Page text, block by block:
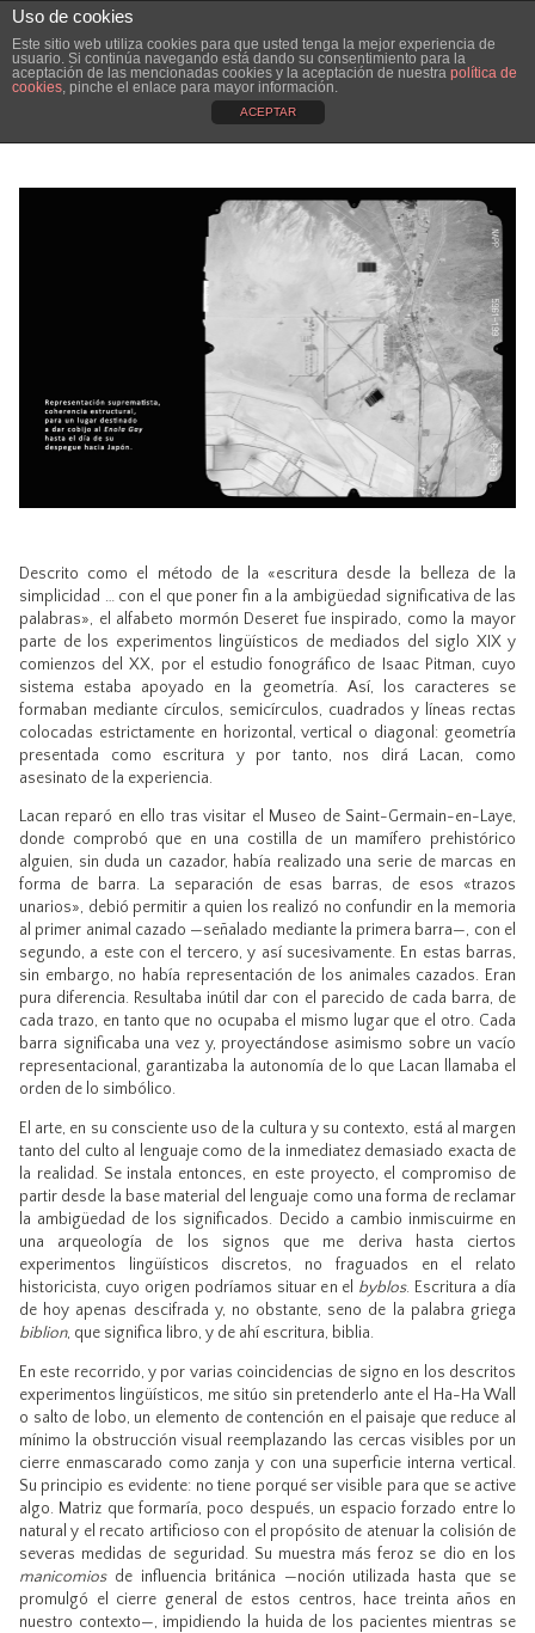
Uso de cookies
Este sitio web utiliza cookies para que usted tenga la mejor experiencia de
usuario. Si continúa navegando está dando su consentimiento para la
aceptación de las mencionadas cookies y la aceptación de nuestra política de
cookies, pinche el enlace para mayor información.
ACEPTAR
Ainhoa Akutain
Deseret Haretatik
Descrito como el método de la «escritura desde la belleza de la
simplicidad … con el que poner fin a la ambigüedad significativa de las
palabras», el alfabeto mormón Deseret fue inspirado, como la mayor
parte de los experimentos lingüísticos de mediados del siglo XIX y
comienzos del XX, por el estudio fonográfico de Isaac Pitman, cuyo
sistema estaba apoyado en la geometría. Así, los caracteres se
formaban mediante círculos, semicírculos, cuadrados y líneas rectas
colocadas estrictamente en horizontal, vertical o diagonal: geometría
presentada como escritura y por tanto, nos dirá Lacan, como
asesinato de la experiencia.
Lacan reparó en ello tras visitar el Museo de Saint-Germain-en-Laye,
donde comprobó que en una costilla de un mamífero prehistórico
alguien, sin duda un cazador, había realizado una serie de marcas en
forma de barra. La separación de esas barras, de esos «trazos
unarios», debió permitir a quien los realizó no confundir en la memoria
al primer animal cazado —señalado mediante la primera barra—, con el
segundo, a este con el tercero, y así sucesivamente. En estas barras,
sin embargo, no había representación de los animales cazados. Eran
pura diferencia. Resultaba inútil dar con el parecido de cada barra, de
cada trazo, en tanto que no ocupaba el mismo lugar que el otro. Cada
barra significaba una vez y, proyectándose asimismo sobre un vacío
representacional, garantizaba la autonomía de lo que Lacan llamaba el
orden de lo simbólico.
El arte, en su consciente uso de la cultura y su contexto, está al margen
tanto del culto al lenguaje como de la inmediatez demasiado exacta de
la realidad. Se instala entonces, en este proyecto, el compromiso de
partir desde la base material del lenguaje como una forma de reclamar
la ambigüedad de los significados. Decido a cambio inmiscuirme en
una arqueología de los signos que me deriva hasta ciertos
experimentos lingüísticos discretos, no fraguados en el relato
historicista, cuyo origen podríamos situar en el byblos. Escritura a día
de hoy apenas descifrada y, no obstante, seno de la palabra griega
biblion, que significa libro, y de ahí escritura, biblia.
En este recorrido, y por varias coincidencias de signo en los descritos
experimentos lingüísticos, me sitúo sin pretenderlo ante el Ha-Ha Wall
o salto de lobo, un elemento de contención en el paisaje que reduce al
mínimo la obstrucción visual reemplazando las cercas visibles por un
cierre enmascarado como zanja y con una superficie interna vertical.
Su principio es evidente: no tiene porqué ser visible para que se active
algo. Matriz que formaría, poco después, un espacio forzado entre lo
natural y el recato artificioso con el propósito de atenuar la colisión de
severas medidas de seguridad. Su muestra más feroz se dio en los
manicomiosde influencia británica —noción utilizada hasta que se
promulgó el cierre general de estos centros, hace treinta años en
nuestro contexto—, impidiendo la huida de los pacientes mientras se